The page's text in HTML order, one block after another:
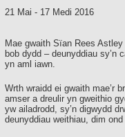
21 Mai - 17 Medi 2016
Mae gwaith Sïan Rees
bob dydd – deunyddiau sy’n
yn aml iawn.
Wrth wraidd ei gwaith mae’r
amser a dreulir yn gweithio
yw ailadrodd, sy’n digwydd
deunyddiau weithiau, dim ond